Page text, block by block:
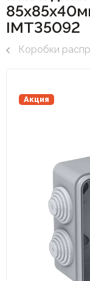
IMT35092
Коробки
Акция